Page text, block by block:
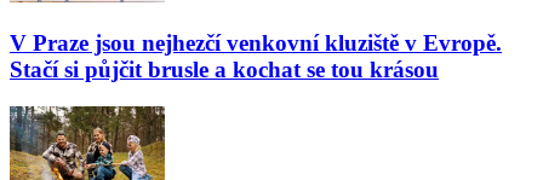
V Praze jsou nejhezčí venkovní kluziště v Evropě.
Stačí si půjčit brusle a kochat se tou krásou